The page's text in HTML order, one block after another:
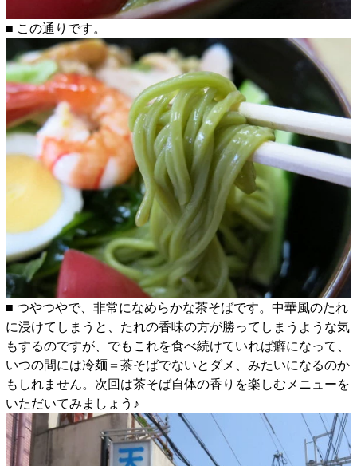
■ この通りです。
■ つやつやで、非常になめらかな茶そばです。中華風のたれ
に浸けてしまうと、たれの香味の方が勝ってしまうような気
もするのですが、でもこれを食べ続けていれば癖になって、
いつの間には冷麺＝茶そばでないとダメ、みたいになるのか
もしれません。次回は茶そば自体の香りを楽しむメニューを
いただいてみましょう♪